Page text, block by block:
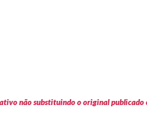
não substituindo o original